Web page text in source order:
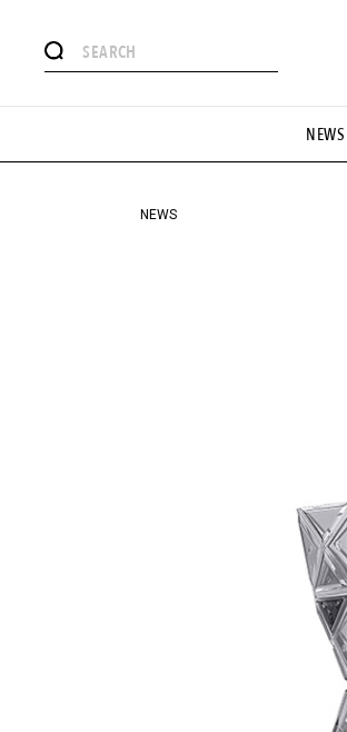
NEWS
#憧れの逸品
#GH 銘品の所以 #フイナムのYouTube
#HANDSOME HANDBOOK
NEWS